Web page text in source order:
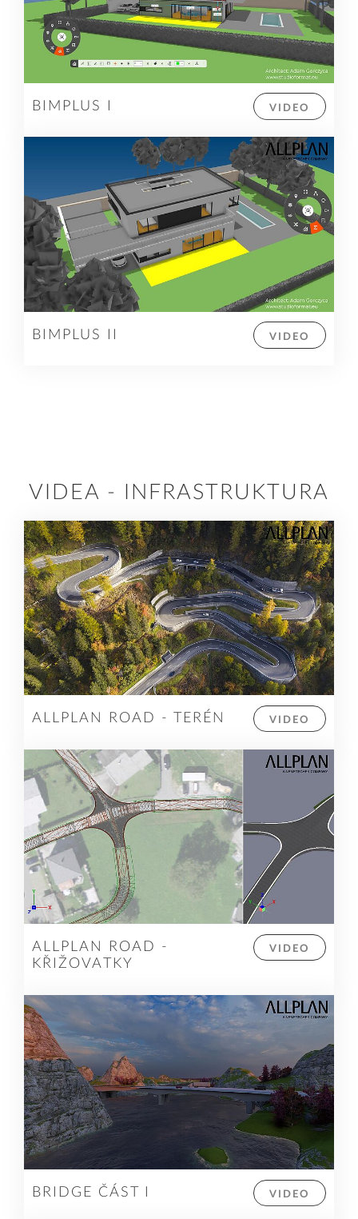
VIDEO
BIMPLUS I
VIDEO
BIMPLUS II
VIDEA - INFRASTRUKTURA
VIDEO
ALLPLAN ROAD - TERÉN
VIDEO
ALLPLAN ROAD -
KŘIŽOVATKY
VIDEO
BRIDGE ČÁST I